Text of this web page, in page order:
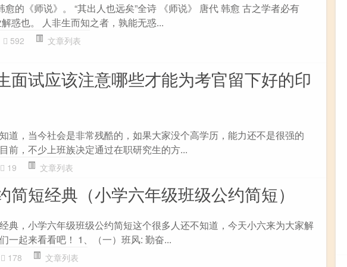
愈的《师说》。 “其出人也远矣”全诗 《师说》 唐代 韩愈 古之学者必有
惑也。 人非生而知之者，孰能无惑...
592 文章列表
面试应该注意哪些才能为考官留下好的印
道，当今社会是非常残酷的，如果大家没个高学历，能力还不是很强的
前，不少上班族决定通过在职研究生的方...
19 文章列表
简短经典（小学六年级班级公约简短）
典，小学六年级班级公约简短这个很多人还不知道，今天小六来为大家解
一起来看看吧！ 1、（一）班风: 勤奋...
178 文章列表